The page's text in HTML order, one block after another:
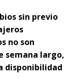
sin previo
no son
semana largo,
disponibilidad